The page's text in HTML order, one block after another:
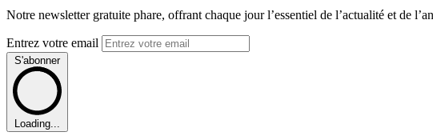
Notre newsletter gratuite phare, offrant chaque jour l’essentiel de l’actualité et de
Entrez votre email
S'abonner
Loading...